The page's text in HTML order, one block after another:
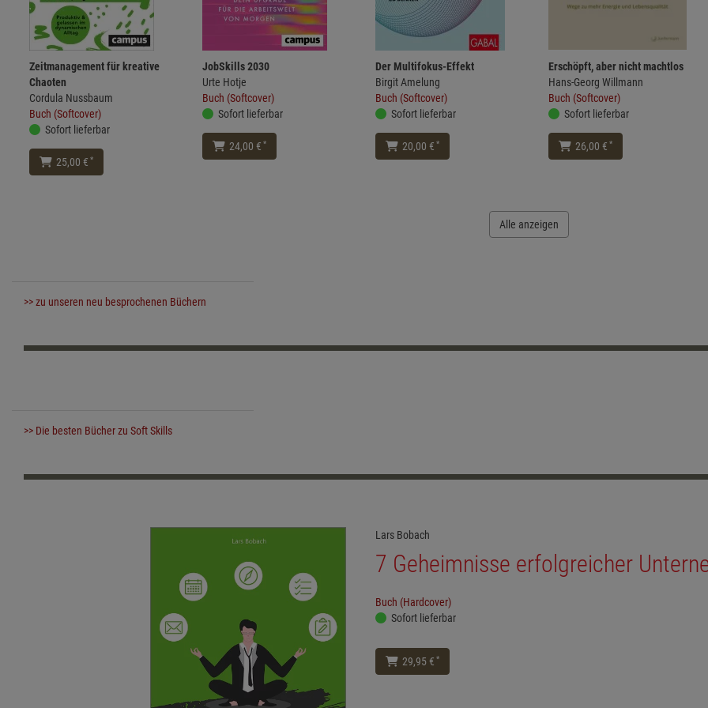
Zeitmanagement für kreative
Chaoten
Cordula Nussbaum
Buch (Softcover)
Sofort lieferbar
25,00 € *
JobSkills 2030
Urte Hotje
Buch (Softcover)
Sofort lieferbar
24,00 € *
Der Multifokus-Effekt
Birgit Amelung
Buch (Softcover)
Sofort lieferbar
20,00 € *
Erschöpft, aber nicht machtlos
Hans-Georg Willmann
Buch (Softcover)
Sofort lieferbar
26,00 € *
Alle anzeigen
>> zu unseren neu besprochenen Büchern
>> Die besten Bücher zu Soft Skills
Lars Bobach
7 Geheimnisse erfolgreicher
Buch (Hardcover)
Sofort lieferbar
29,95 € *